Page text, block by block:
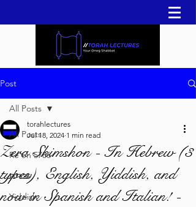
Post
All Posts
Re'eh 5786
עברית
Yiddish
All Posts
Zera Shimshon - In Hebrew (3
types), English, Yiddish, and
now in Spanish and Italian! -
torahlectures
Jul 18, 2024 1 min read